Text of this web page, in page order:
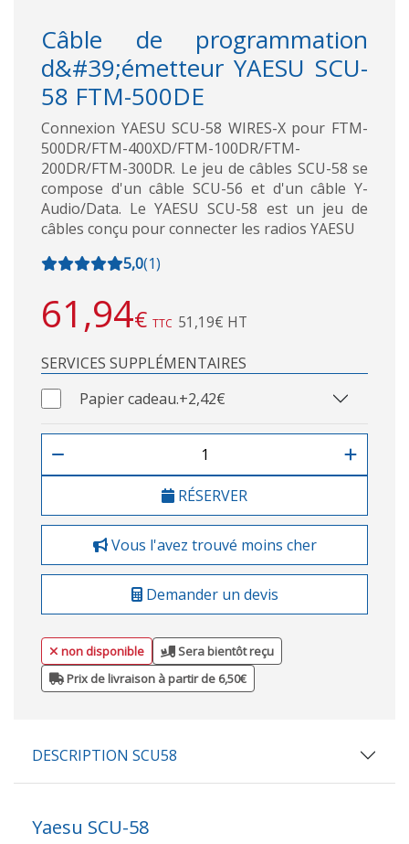
Câble de programmation
d&#39;émetteur YAESU SCU-
58 FTM-500DE
Connexion YAESU SCU-58 WIRES-X pour FTM-
500DR/FTM-400XD/FTM-100DR/FTM-
200DR/FTM-300DR. Le jeu de câbles SCU-58 se
compose d'un câble SCU-56 et d'un câble Y-
Audio/Data. Le YAESU SCU-58 est un jeu de
câbles conçu pour connecter les radios YAESU
5,0(1)
61,94€ TTC 51,19€ HT
SERVICES SUPPLÉMENTAIRES
Papier cadeau.+2,42€
RÉSERVER
Vous l'avez trouvé moins cher
Demander un devis
non disponible
Sera bientôt reçu
Prix de livraison à partir de 6,50€
DESCRIPTION SCU58
Yaesu SCU-58